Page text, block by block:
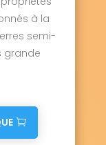
à la
semi-
grande